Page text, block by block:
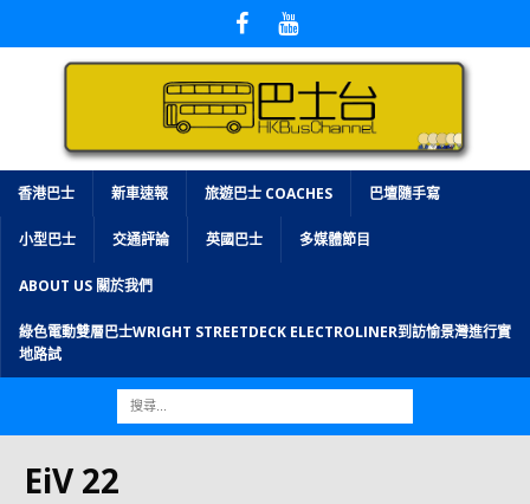
香港巴士 新車速報 旅遊巴士 COACHES 巴壇隨手寫
小型巴士 交通評論 英國巴士 多媒體節目
ABOUT US 關於我們
綠色電動雙層巴士WRIGHT STREETDECK ELECTROLINER到訪愉景灣進行實
地路試
EiV 22